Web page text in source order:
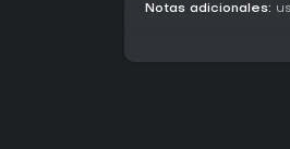
Notas adicionales: